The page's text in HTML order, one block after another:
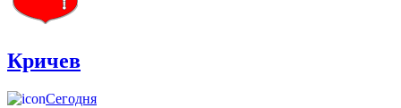
Кричев
Сегодня